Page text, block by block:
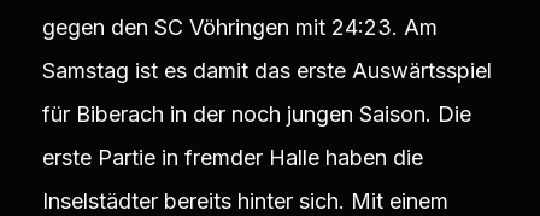
gegen den SC Vöhringen mit 24:23. Am
Samstag ist es damit das erste Auswärtsspiel
für Biberach in der noch jungen Saison. Die
erste Partie in fremder Halle haben die
Inselstädter bereits hinter sich. Mit einem